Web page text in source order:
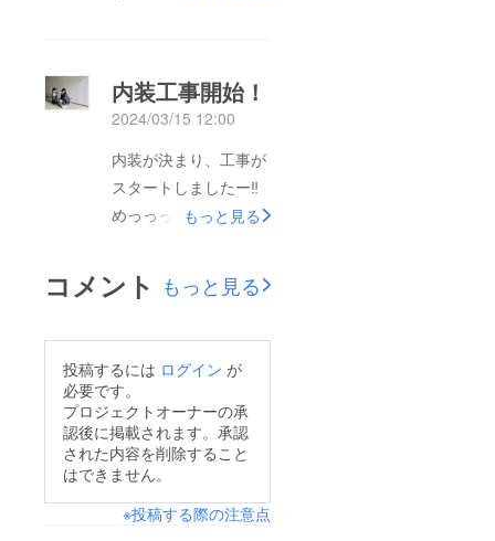
く決まりません。
（笑）かわいいデザイ
相まって…はい。笑し
かし支援してくださっ
た皆さまのおかげで、
ティブな気持ちになる
事もあるのですが「頑
ることが出来ます！沢
山の温かい応援メッ
セージも本当に力に
なっています！！あり
がとうございま
ファンディング残り12
開始しました！・ジュ
ニアの口癖「僕支え
る」・女の子シリーズ
ご興味のある方は是
非！！
内装工事開始！
2024/03/15 12:00
内装が決まり、工事が
スタートしましたー‼
めっっっちゃ内装のデ
てだったから困った
よ？でもいい感じなは
もっと見る
コメント もっと見る
投稿するには ログイン が
必要です。
プロジェクトオーナーの承
認後に掲載されます。承認
された内容を削除すること
はできません。
※投稿する際の注意点